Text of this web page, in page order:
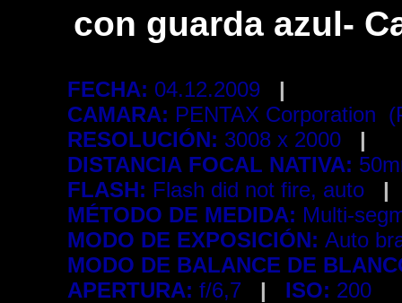
con guarda azul-
FECHA: 04.12.2009
|
CAMARA: PENTAX Corporation
RESOLUCIÓN: 3008 x 2000
|
DISTANCIA FOCAL NATIVA:
FLASH: Flash did not fire, auto
|
MÉTODO DE MEDIDA: Multi-
MODO DE EXPOSICIÓN: Auto
MODO DE BALANCE DE
APERTURA: f/6,7 | ISO: 200